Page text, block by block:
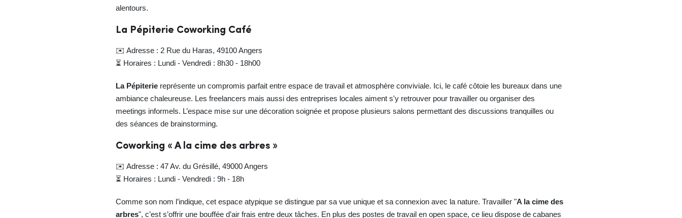
alentours.
La Pépiterie Coworking Café
✉️ Adresse : 2 Rue du Haras, 49100 Angers
⏳ Horaires : Lundi - Vendredi : 8h30 - 18h00
La Pépiterie représente un compromis parfait entre espace de travail et atmosphère conviviale. Ici, le café côtoie les bureaux dans une
ambiance chaleureuse. Les freelancers mais aussi des entreprises locales aiment s'y retrouver pour travailler ou organiser des
meetings informels. L’espace mise sur une décoration soignée et propose plusieurs salons permettant des discussions tranquilles ou
des séances de brainstorming.
Coworking « A la cime des arbres »
✉️ Adresse : 47 Av. du Grésillé, 49000 Angers
⏳ Horaires : Lundi - Vendredi : 9h - 18h
Comme son nom l’indique, cet espace atypique se distingue par sa vue unique et sa connexion avec la nature. Travailler "A la cime des
arbres", c’est s’offrir une bouffée d’air frais entre deux tâches. En plus des postes de travail en open space, ce lieu dispose de cabanes